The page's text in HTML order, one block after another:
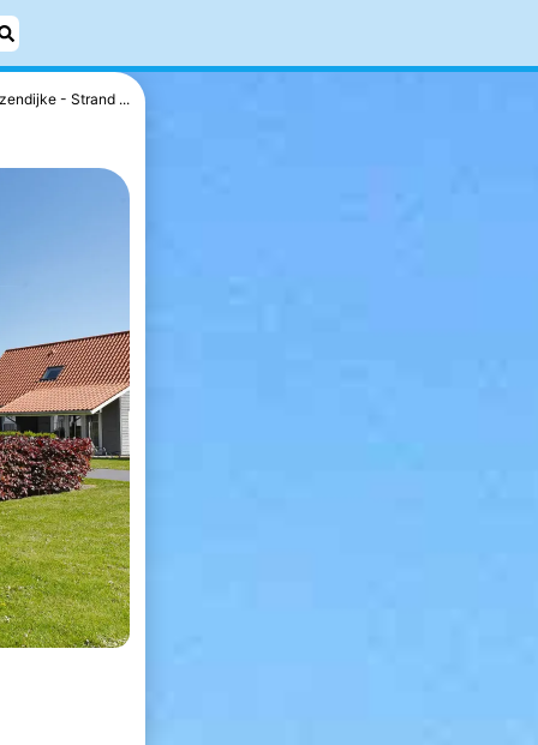
- Strand ...